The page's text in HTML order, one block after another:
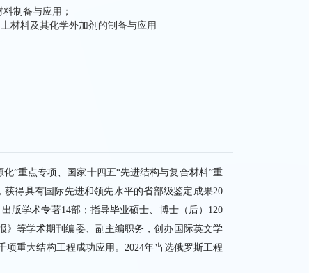
制备与应用；
材料及其化学外加剂的制备与应用
”重点专项、国家十四五“先进结构与复合材料”重
得具有国际先进和领先水平的省部级鉴定成果20
版学术专著14部；指导毕业硕士、博士（后）120
等学术期刊编委、副主编职务，创办国际英文学
项重大结构工程成功应用。2024年当选俄罗斯工程